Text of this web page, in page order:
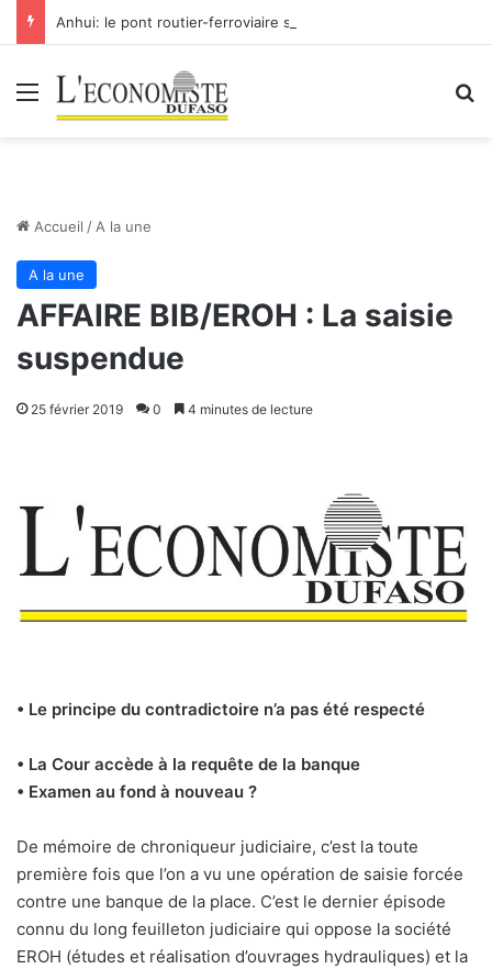
Menu
Accueil / A la une
A la une
AFFAIRE BIB/EROH : La saisie
suspendue
25 février 2019 0 4 minutes de lecture
• Le principe du contradictoire n’a pas été respecté
• La Cour accède à la requête de la banque
• Examen au fond à nouveau ?
De mémoire de chroniqueur judiciaire, c’est la toute
première fois que l’on a vu une opération de saisie forcée
contre une banque de la place. C’est le dernier épisode
connu du long feuilleton judiciaire qui oppose la société
EROH (études et réalisation d’ouvrages hydrauliques) et la